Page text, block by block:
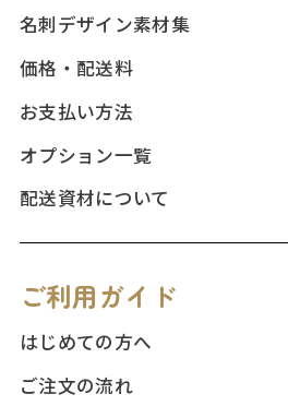
名刺デザイン素材集
価格・配送料
お支払い方法
オプション一覧
配送資材について
ご利用ガイド
はじめての方へ
ご注文の流れ